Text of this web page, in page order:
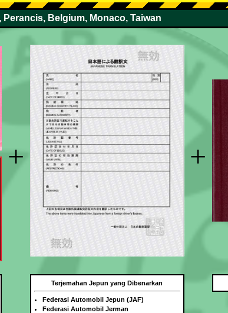
Belgium, Monaco, Taiwan
+ +
Terjemahan Jepun yang Dibenarkan
Federasi Automobil Jepun (JAF)
Federasi Automobil Jerman